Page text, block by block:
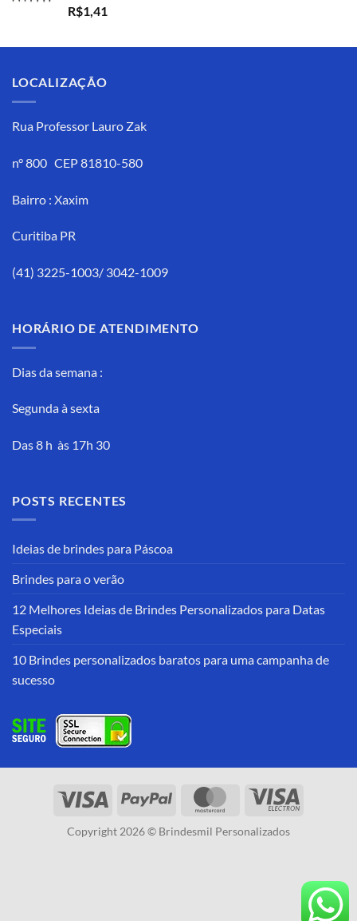
Avaliação
5.00 de 5
R$1,41
LOCALIZAÇÃO
Rua Professor Lauro Zak
n° 800 CEP 81810-580
Bairro : Xaxim
Curitiba PR
(41) 3225-1003/ 3042-1009
HORÁRIO DE ATENDIMENTO
Dias da semana :
Segunda à sexta
Das 8 h às 17h 30
POSTS RECENTES
Ideias de brindes para Páscoa
Brindes para o verão
12 Melhores Ideias de Brindes Personalizados para Datas
Especiais
10 Brindes personalizados baratos para uma campanha de
sucesso
Copyright 2026 © Brindesmil Personalizados